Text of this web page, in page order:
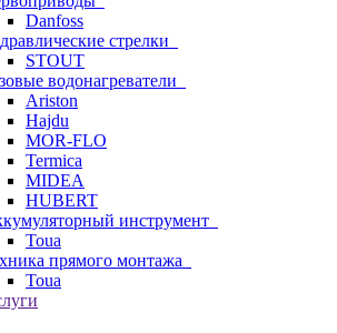
Danfoss
стрелки
STOUT
водонагреватели
Ariston
Hajdu
MOR-FLO
Termica
MIDEA
HUBERT
инструмент
Toua
прямого монтажа
Toua